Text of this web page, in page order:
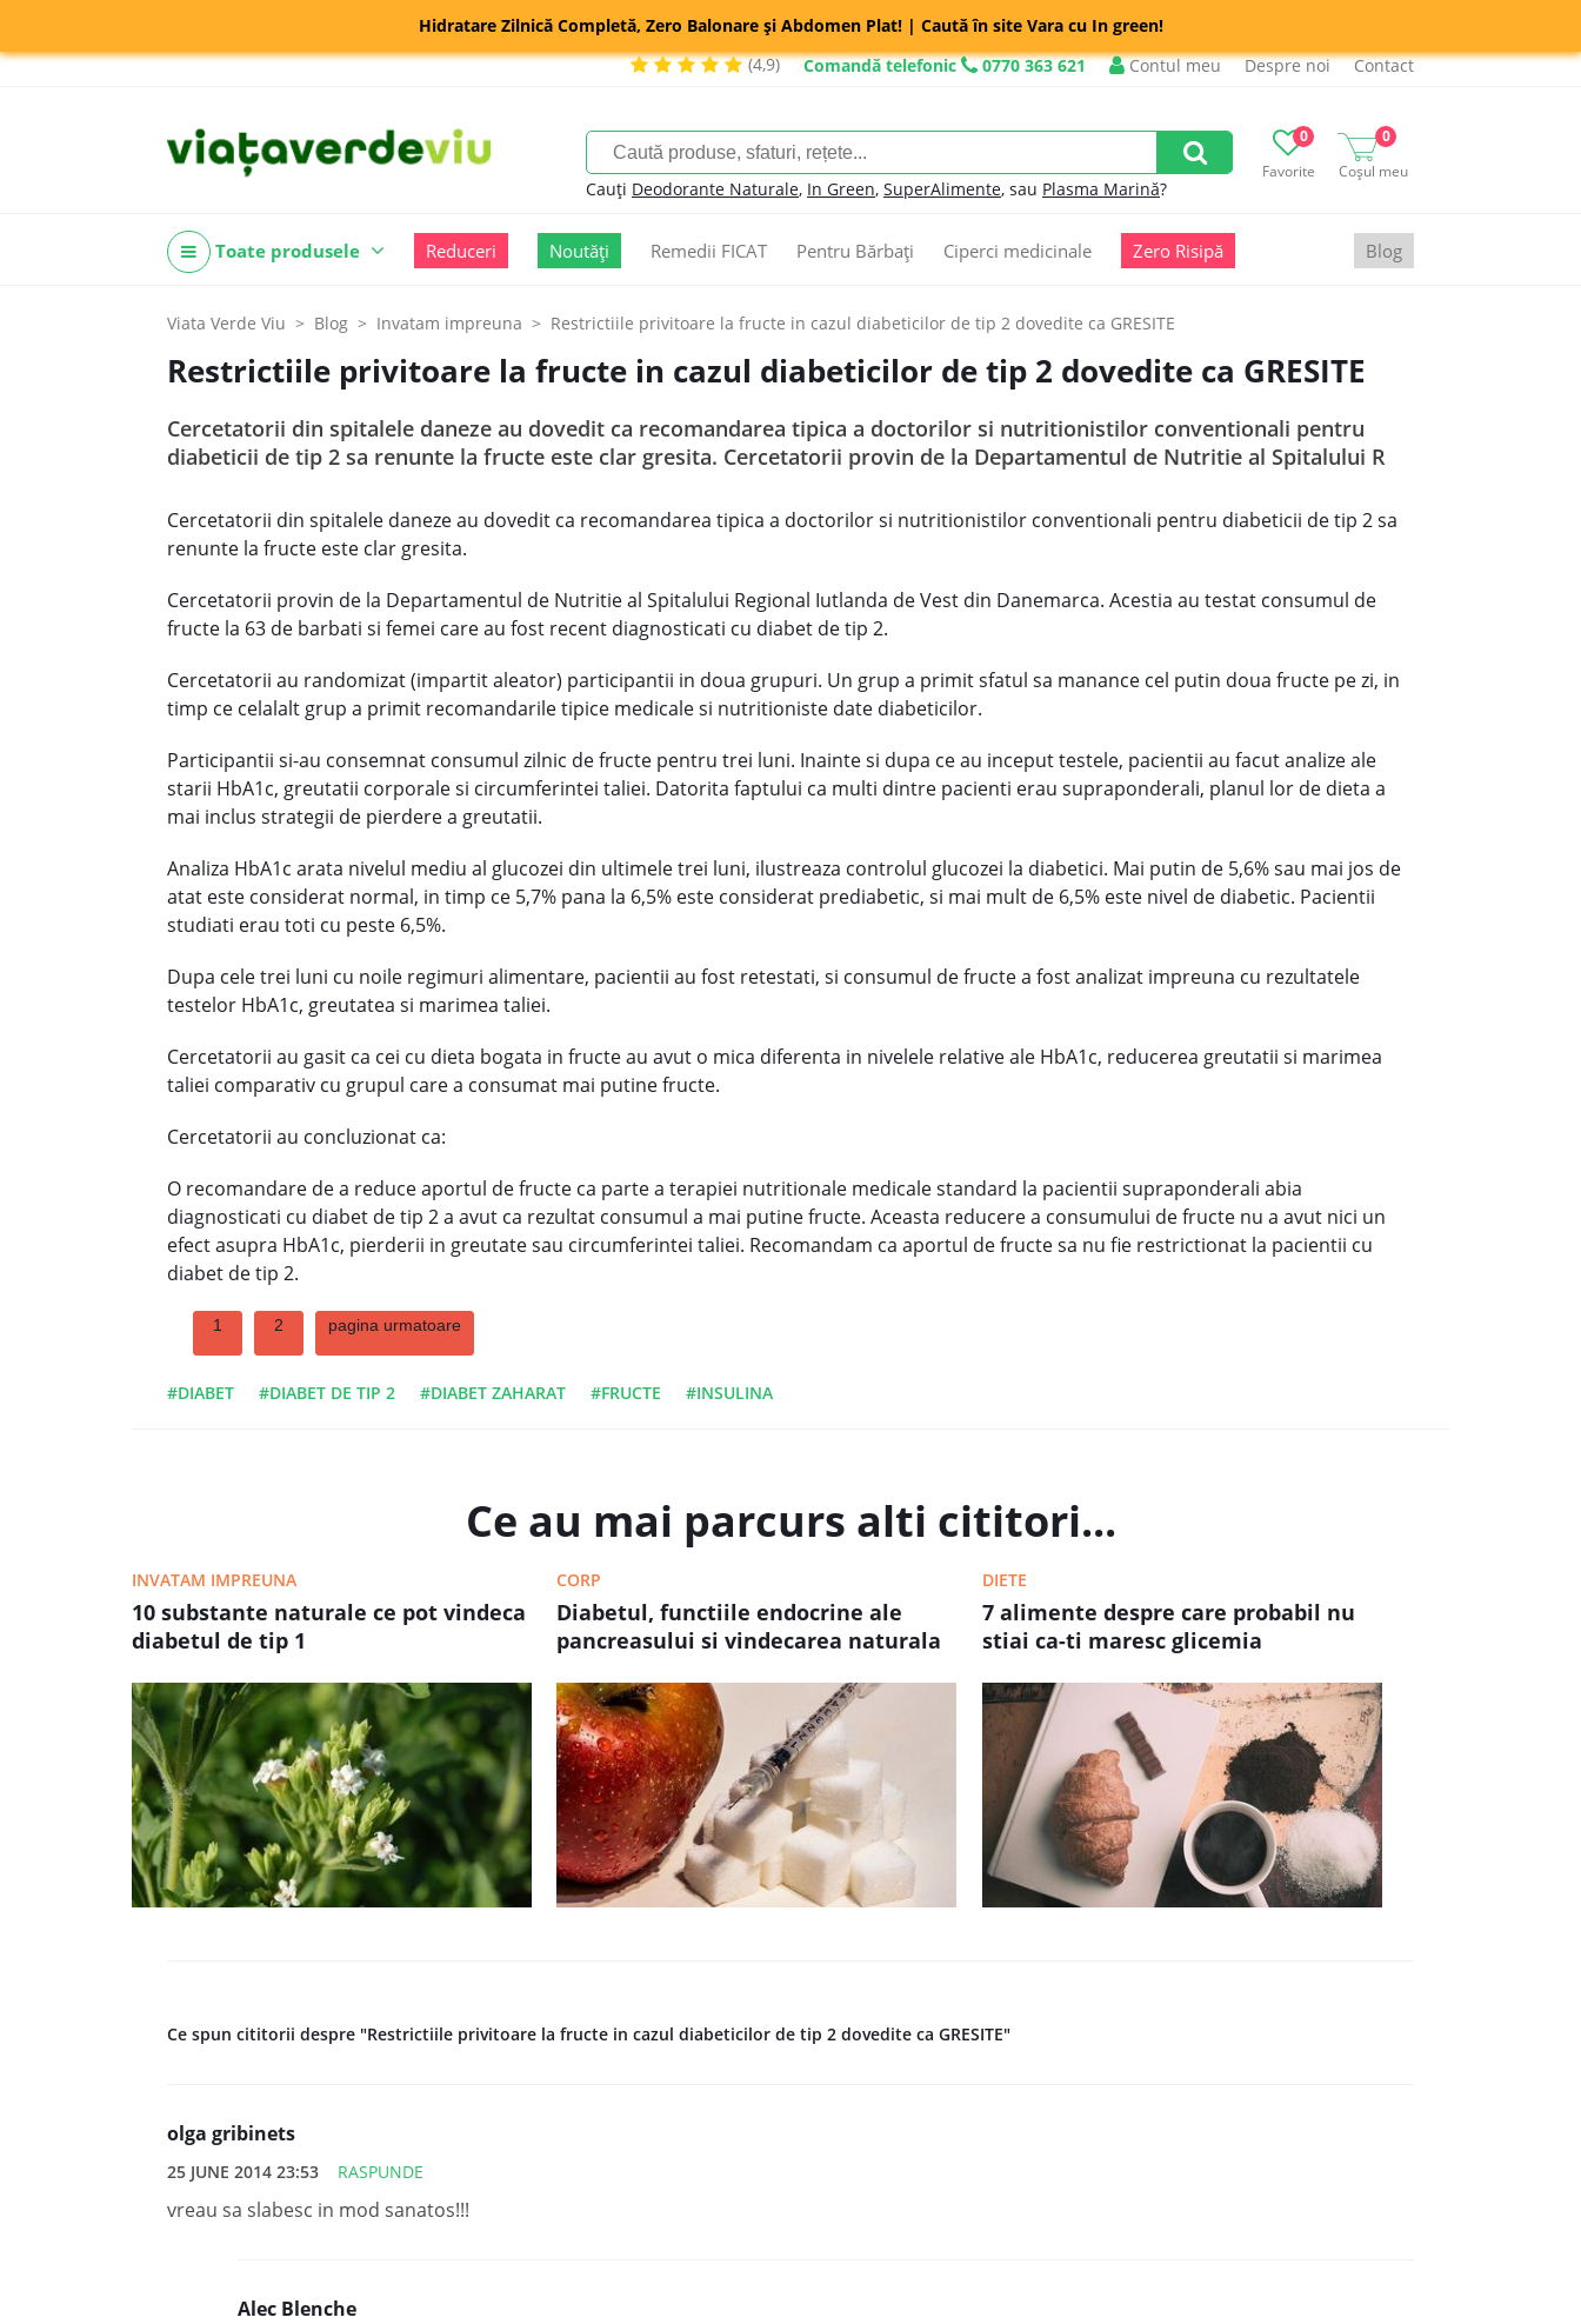
Hidratare Zilnică Completă, Zero Balonare și Abdomen Plat! | Caută în site Vara cu In green!
(4,9)
Comandă telefonic 0770 363 621 Contul meu Despre noi Contact
Favorite
0
Coșul meu
0
Cauți Deodorante Naturale, In Green, SuperAlimente, sau Plasma Marină?
Toate produsele Reduceri Noutăți Remedii FICAT Pentru Bărbați Ciperci medicinale Zero Risipă Blog
Viata Verde Viu Blog Invatam impreuna Restrictiile privitoare la fructe in cazul diabeticilor de tip 2 dovedite ca GRESITE
Restrictiile privitoare la fructe in cazul diabeticilor de tip 2 dovedite ca GRESITE
Cercetatorii din spitalele daneze au dovedit ca recomandarea tipica a doctorilor si nutritionistilor conventionali pentru
diabeticii de tip 2 sa renunte la fructe este clar gresita. Cercetatorii provin de la Departamentul de Nutritie al Spitalului R
Cercetatorii din spitalele daneze au dovedit ca recomandarea tipica a doctorilor si nutritionistilor conventionali pentru diabeticii de tip 2 sa
renunte la fructe este clar gresita.
Cercetatorii provin de la Departamentul de Nutritie al Spitalului Regional Iutlanda de Vest din Danemarca. Acestia au testat consumul de
fructe la 63 de barbati si femei care au fost recent diagnosticati cu diabet de tip 2.
Cercetatorii au randomizat (impartit aleator) participantii in doua grupuri. Un grup a primit sfatul sa manance cel putin doua fructe pe zi, in
timp ce celalalt grup a primit recomandarile tipice medicale si nutritioniste date diabeticilor.
Participantii si-au consemnat consumul zilnic de fructe pentru trei luni. Inainte si dupa ce au inceput testele, pacientii au facut analize ale
starii HbA1c, greutatii corporale si circumferintei taliei. Datorita faptului ca multi dintre pacienti erau supraponderali, planul lor de dieta a
mai inclus strategii de pierdere a greutatii.
Analiza HbA1c arata nivelul mediu al glucozei din ultimele trei luni, ilustreaza controlul glucozei la diabetici. Mai putin de 5,6% sau mai jos de
atat este considerat normal, in timp ce 5,7% pana la 6,5% este considerat prediabetic, si mai mult de 6,5% este nivel de diabetic. Pacientii
studiati erau toti cu peste 6,5%.
Dupa cele trei luni cu noile regimuri alimentare, pacientii au fost retestati, si consumul de fructe a fost analizat impreuna cu rezultatele
testelor HbA1c, greutatea si marimea taliei.
Cercetatorii au gasit ca cei cu dieta bogata in fructe au avut o mica diferenta in nivelele relative ale HbA1c, reducerea greutatii si marimea
taliei comparativ cu grupul care a consumat mai putine fructe.
Cercetatorii au concluzionat ca:
O recomandare de a reduce aportul de fructe ca parte a terapiei nutritionale medicale standard la pacientii supraponderali abia
diagnosticati cu diabet de tip 2 a avut ca rezultat consumul a mai putine fructe. Aceasta reducere a consumului de fructe nu a avut nici un
efect asupra HbA1c, pierderii in greutate sau circumferintei taliei. Recomandam ca aportul de fructe sa nu fie restrictionat la pacientii cu
diabet de tip 2.
1 2 pagina urmatoare
#DIABET #DIABET DE TIP 2 #DIABET ZAHARAT #FRUCTE #INSULINA
Ce au mai parcurs alti cititori...
INVATAM IMPREUNA
10 substante naturale ce pot vindeca
diabetul de tip 1
CORP
Diabetul, functiile endocrine ale
pancreasului si vindecarea naturala
DIETE
7 alimente despre care probabil nu
stiai ca-ti maresc glicemia
Ce spun cititorii despre "Restrictiile privitoare la fructe in cazul diabeticilor de tip 2 dovedite ca GRESITE"
olga gribinets
25 JUNE 2014 23:53 RASPUNDE
vreau sa slabesc in mod sanatos!!!
Alec Blenche